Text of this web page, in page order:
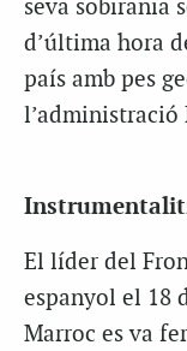
seva sobirania
d’última hora
país amb pes
El líder del
espanyol el 18
Marroc es va